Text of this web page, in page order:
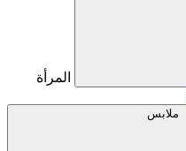
المرأة
ملابس